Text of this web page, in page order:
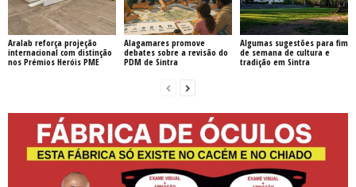
Aralab reforça projeção
internacional com distinção
nos Prémios Heróis PME
Alagamares promove
debates sobre a revisão do
PDM de Sintra
Algumas sugestões para fim
de semana de cultura e
tradição em Sintra